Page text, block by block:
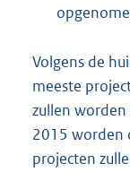
Volgens de
meeste
zullen
2015 worden
projecten